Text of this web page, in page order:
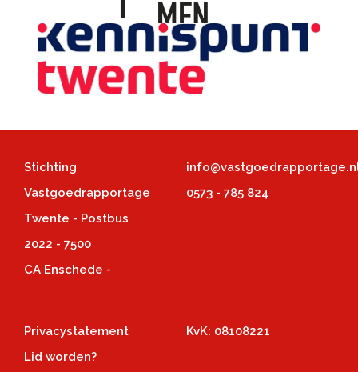
Stichting
Vastgoedrapportage
Twente - Postbus
2022 - 7500
CA Enschede -
0573 - 785 824
Privacystatement
Lid worden?
KvK: 08108221